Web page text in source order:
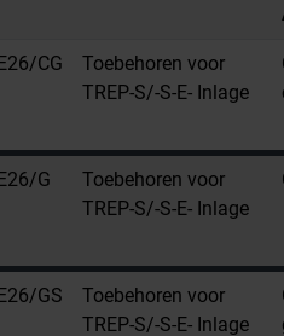
CG
Toebehoren voor
TREP-S/-S-E- Inlage
G
Toebehoren voor
TREP-S/-S-E- Inlage
GS
Toebehoren voor
TREP-S/-S-E- Inlage